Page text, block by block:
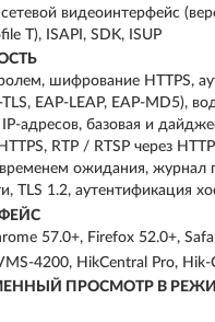
видеоинтерфейс
T), ISAPI, SDK, ISUP
шифрование HTTPS,
EAP-LEAP, EAP-MD5),
адресов, базовая и
RTP / RTSP через
ожидания, журнал
TLS 1.2, аутентификация
57.0+, Firefox 52.0+,
4200, HikCentral Pro, Hik-
ПРОСМОТР В